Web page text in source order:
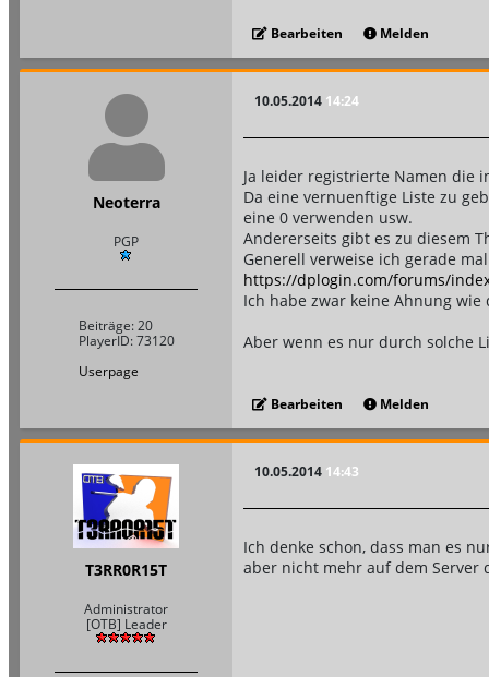
Bearbeiten Melden
Neoterra
PGP
Beiträge: 20
PlayerID: 73120
Userpage
10.05.2014 14:24
Ja leider registrierte Namen die
Da eine vernuenftige Liste zu
eine 0 verwenden usw.
Andererseits gibt es zu diesem
Generell verweise ich gerade
https://dplogin.com/forums/
Ich habe zwar keine Ahnung
Aber wenn es nur durch solche
Bearbeiten Melden
T3RR0R15T
Administrator
[OTB] Leader
10.05.2014 14:43
Ich denke schon, dass man es
aber nicht mehr auf dem Server